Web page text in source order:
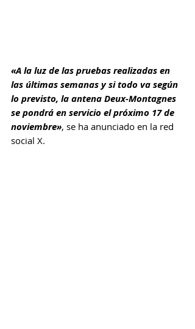
«A la luz de las pruebas realizadas en
las últimas semanas y si todo va según
lo previsto, la antena Deux-Montagnes
se pondrá en servicio el próximo 17 de
noviembre», se ha anunciado en la red
social X.